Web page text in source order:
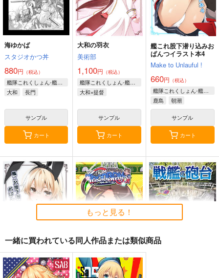
海ゆかば
スタジオかつ丼
880円 （税込）
艦隊これくしょん-艦これ-
大和
長門
サンプル
カート
大和の羽衣
美術部
1,100円 （税込）
艦隊これくしょん-艦これ-
大和×提督
サンプル
カート
艦これ股下潜り込みお
ぱんつイラスト本4
Make to Unlauful !
660円 （税込）
艦隊これくしょん-艦これ-
鹿島
朝潮
サンプル
カート
艦これ股下潜り込みお
ぱんつイラスト本2
Thonbricchi～トンブ
リちゃんとねこてーと
もっと見る！
一緒に買われている同人作品または類似商品